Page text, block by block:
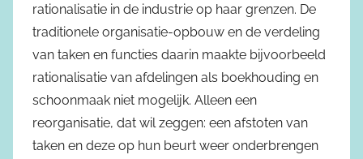
rationalisatie in de industrie op haar grenzen. De
traditionele organisatie-opbouw en de verdeling
van taken en functies daarin maakte bijvoorbeeld
rationalisatie van afdelingen als boekhouding en
schoonmaak niet mogelijk. Alleen een
reorganisatie, dat wil zeggen: een afstoten van
taken en deze op hun beurt weer onderbrengen